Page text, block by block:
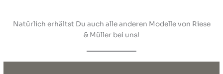
Natürlich erhältst Du auch alle anderen Modelle von Riese
& Müller bei uns!